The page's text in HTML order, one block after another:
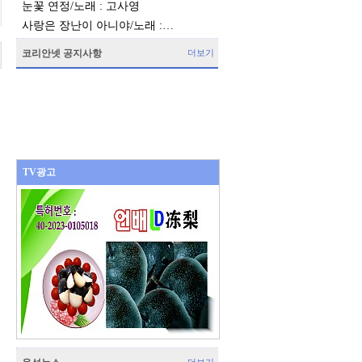
눈꽃 연정/노래 : 고사영
사랑은 장난이 아니야/노래 :…
코리안넷 공지사항 더보기
TV광고